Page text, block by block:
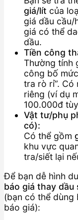
giá/lít của
giá dầu
giá có thể
dầu.
Tiền công
Thường tính
công bố
tra rò rỉ”. Có
riêng (ví dụ
100.000đ
Vật tư/phụ
có):
Có thể gồm
khu vực
tra/siết lại
Để bạn dễ hình
báo giá thay dầu
(bạn có thể dùng
báo giá):